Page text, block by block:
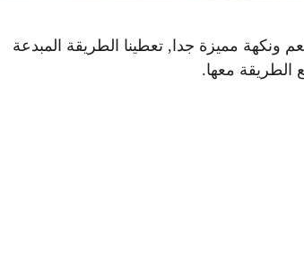
ونكهة مميزة جدا, تعطينا الطريقة المبدعة
الطريقة معها.